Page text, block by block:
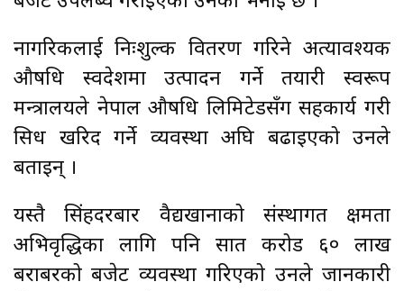
नागरिकलाई निःशुल्क वितरण गरिने अत्यावश्यक
औषधि स्वदेशमा उत्पादन गर्ने तयारी स्वरूप
मन्त्रालयले नेपाल औषधि लिमिटेडसँग सहकार्य गरी
सिधैँ खरिद गर्ने व्यवस्था अघि बढाइएको उनले
बताइन् ।
यस्तै सिंहदरबार वैद्यखानाको संस्थागत क्षमता
अभिवृद्धिका लागि पनि सात करोड ६० लाख
बराबरको बजेट व्यवस्था गरिएको उनले जानकारी